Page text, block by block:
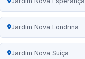
Jardim Nova Londrina
Jardim Nova Suíça